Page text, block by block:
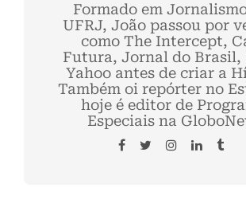
Formado em
UFRJ, João passou por
como The Intercept,
Futura, Jornal do Brasil,
Yahoo antes de criar a
Também oi repórter no
hoje é editor de
Especiais na